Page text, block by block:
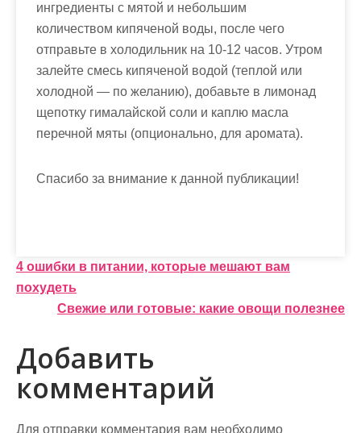
ингредиенты с мятой и небольшим
количеством кипяченой воды, после чего
отправьте в холодильник на 10-12 часов. Утром
залейте смесь кипяченой водой (теплой или
холодной — по желанию), добавьте в лимонад
щепотку гималайской соли и каплю масла
перечной мяты (опционально, для аромата).
Спасибо за внимание к данной публикации!
Н
а
и
г
а
4 ошибки в питании, которые мешают вам
похудеть
Свежие или готовые: какие овощи полезнее
Добавить
комментарий
Для отправки комментария вам необходимо